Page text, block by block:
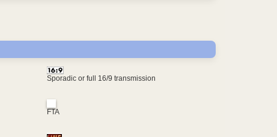
Sporadic or full 16/9 transmission
FTA